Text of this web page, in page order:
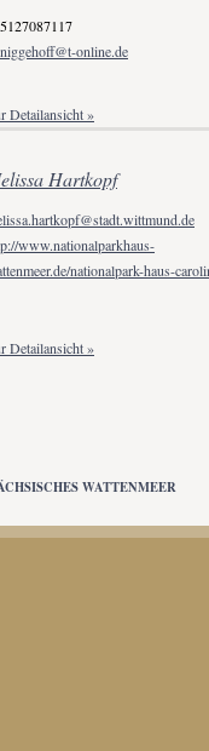
online.de
Detailansicht »
Hartkopf
www.nationalparkhaus-
nationalpark-haus-
Detailansicht »
WATTENMEER